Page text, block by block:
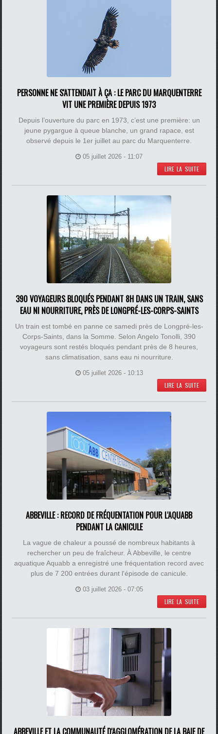
PERSONNE NE S'ATTENDAIT À ÇA : LE PARC DU MARQUENTERRE
VIT UNE PREMIÈRE DEPUIS 1973
Depuis l’ouverture du parc en 1973, c’est une première: un
jeune pygargue à queue blanche, un grand rapace, est
observé depuis le 1er juillet au parc du Marquenterre.
05 juillet 2026 - 11:07
LIRE LA SUITE
390 VOYAGEURS BLOQUÉS PENDANT 8H DANS UN TRAIN, SANS
EAU NI NOURRITURE, PRÈS DE LONGPRÉ-LES-CORPS-SAINTS
Un train est tombé en panne ce samedi près de Longpré-les-
Corps-Saints, dans la Somme. Selon Angelo Tonolli, 390
voyageurs sont restés bloqués pendant près de 8 heures,
sans climatisation, sans eau ni nourriture.
05 juillet 2026 - 10:13
LIRE LA SUITE
ABBEVILLE : RECORD DE FRÉQUENTATION POUR L'AQUABB
PENDANT LA CANICULE
La vague de chaleur a poussé de nombreux habitants à
rechercher un peu de fraîcheur. À Abbeville, le centre
aquatique Aquabb a enregistré une fréquentation record avec
plus de 7 200 entrées durant l'épisode de canicule.
03 juillet 2026 - 07:05
LIRE LA SUITE
ABBEVILLE ET LA COMMUNAUTÉ D'AGGLOMÉRATION DE LA BAIE DE